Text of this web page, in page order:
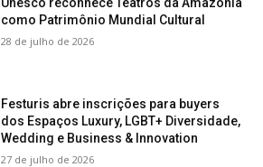
como Patrimônio Mundial Cultural
28 de julho de 2026
Festuris abre inscrições para buyers
dos Espaços Luxury, LGBT+ Diversidade,
Wedding e Business & Innovation
27 de julho de 2026